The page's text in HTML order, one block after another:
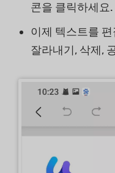
콘을 클릭하세요.
이제 텍스트를
잘라내기, 삭제,